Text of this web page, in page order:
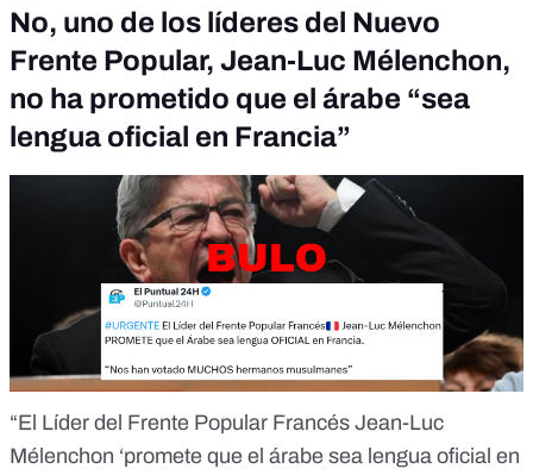
No, uno de los líderes del Nuevo
Frente Popular, Jean-Luc Mélenchon,
no ha prometido que el árabe “sea
lengua oficial en Francia”
“El Líder del Frente Popular Francés Jean-Luc
Mélenchon ‘promete que el árabe sea lengua oficial en